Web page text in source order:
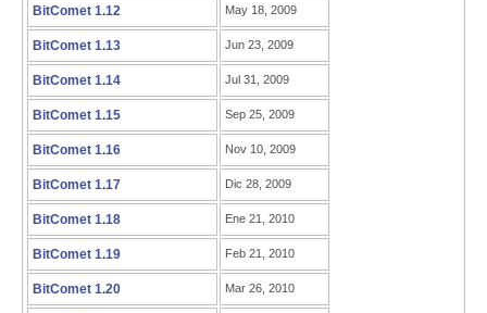
BitComet 1.12 May 18, 2009
BitComet 1.13 Jun 23, 2009
BitComet 1.14 Jul 31, 2009
BitComet 1.15 Sep 25, 2009
BitComet 1.16 Nov 10, 2009
BitComet 1.17 Dic 28, 2009
BitComet 1.18 Ene 21, 2010
BitComet 1.19 Feb 21, 2010
BitComet 1.20 Mar 26, 2010